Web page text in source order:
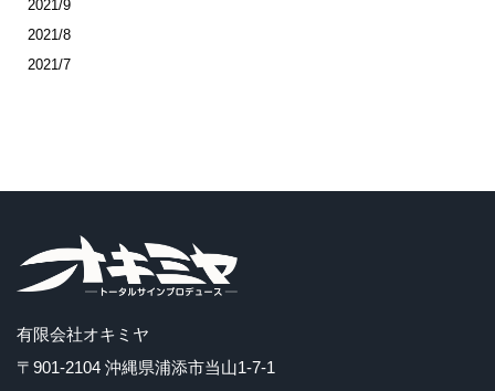
2021/9
2021/8
2021/7
有限会社オキミヤ
〒901-2104 沖縄県浦添市当山1-7-1